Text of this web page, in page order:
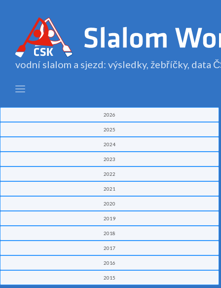
vodní slalom a sjezd: výsledky, žebříčky, data
2026
2025
2024
2023
2022
2021
2020
2019
2018
2017
2016
2015